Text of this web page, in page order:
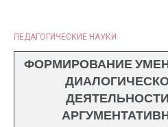
ПЕДАГОГИЧЕСКИЕ НАУКИ
ФОРМИРОВАНИЕ